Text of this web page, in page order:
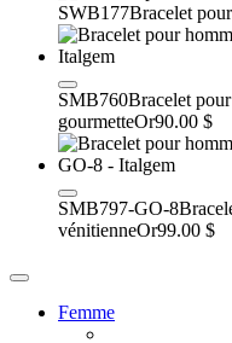
SWB177Bracelet
SMB760Bracelet
gourmetteOr90.00 $
SMB797-GO-8
vénitienneOr99.00 $
Femme